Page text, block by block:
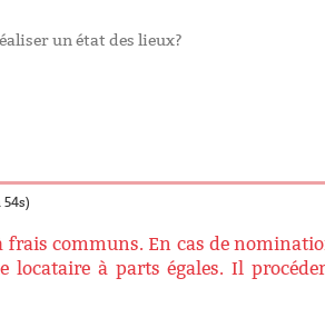
un état des lieux?
frais communs. En cas de
locataire à parts égales. Il